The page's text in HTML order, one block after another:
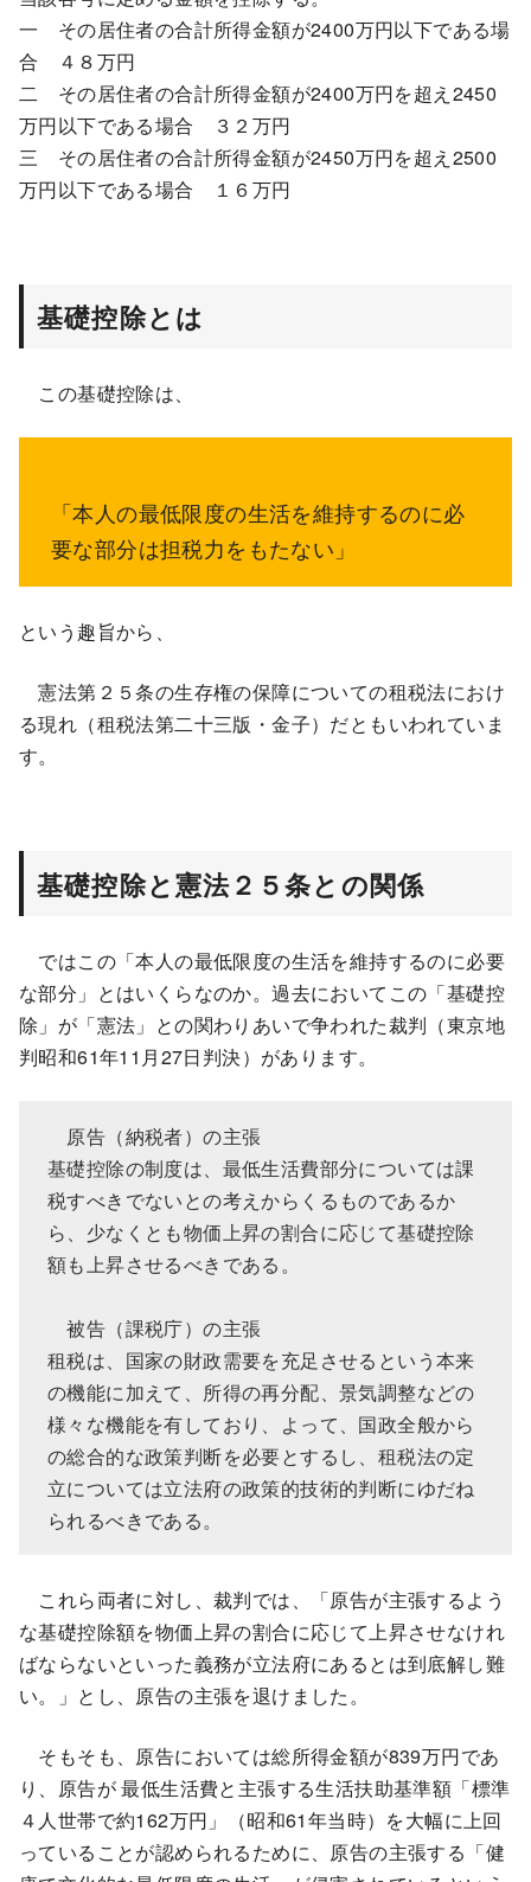
一 その居住者の合計所得金額が2400万円以下である場
合 ４８万円
二 その居住者の合計所得金額が2400万円を超え2450
万円以下である場合 ３２万円
三 その居住者の合計所得金額が2450万円を超え2500
万円以下である場合 １６万円
基礎控除とは
この基礎控除は、
「本人の最低限度の生活を維持するのに必
要な部分は担税力をもたない」
という趣旨から、
憲法第２５条の生存権の保障についての租税法におけ
る現れ（租税法第二十三版・金子）だともいわれていま
す。
基礎控除と憲法２５条との関係
ではこの「本人の最低限度の生活を維持するのに必要
な部分」とはいくらなのか。過去においてこの「基礎控
除」が「憲法」との関わりあいで争われた裁判（東京地
判昭和61年11月27日判決）があります。
原告（納税者）の主張
基礎控除の制度は、最低生活費部分については課
税すべきでないとの考えからくるものであるか
ら、少なくとも物価上昇の割合に応じて基礎控除
額も上昇させるべきである。
被告（課税庁）の主張
租税は、国家の財政需要を充足させるという本来
の機能に加えて、所得の再分配、景気調整などの
様々な機能を有しており、よって、国政全般から
の総合的な政策判断を必要とするし、租税法の定
立については立法府の政策的技術的判断にゆだね
られるべきである。
これら両者に対し、裁判では、「原告が主張するよう
な基礎控除額を物価上昇の割合に応じて上昇させなけれ
ばならないといった義務が立法府にあるとは到底解し難
い。」とし、原告の主張を退けました。
そもそも、原告においては総所得金額が839万円であ
り、原告が 最低生活費と主張する生活扶助基準額「標準
４人世帯で約162万円」（昭和61年当時）を大幅に上回
っていることが認められるために、原告の主張する「健